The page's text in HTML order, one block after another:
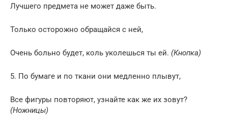
Лучшего предмета не может даже быть.
Только осторожно обращайся с ней,
Очень больно будет, коль уколешься ты ей. (Кнопка)
5. По бумаге и по ткани они медленно плывут,
Все фигуры повторяют, узнайте как же их зовут?
(Ножницы)